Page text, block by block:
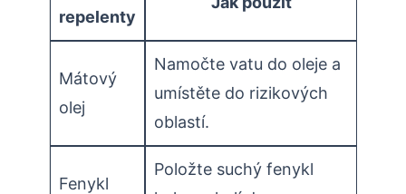
repelenty
Mátový‌
olej
Namočte vatu do oleje a⁣
umístěte do rizikových
oblastí.
Fenykl
Položte suchý fenykl